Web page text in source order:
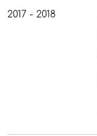
2017 - 2018